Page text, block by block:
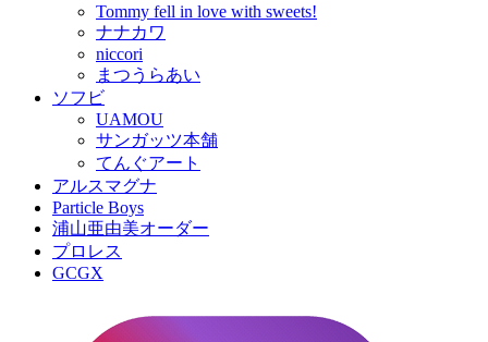
Tommy fell in love with sweets!
ナナカワ
niccori
まつうらあい
ソフビ
UAMOU
サンガッツ本舗
てんぐアート
アルスマグナ
Particle Boys
浦山亜由美オーダー
プロレス
GCGX